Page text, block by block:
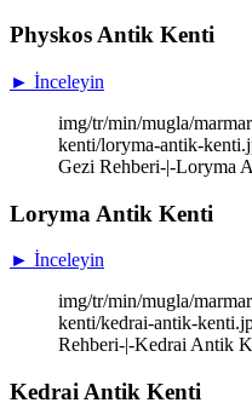
Physkos Antik Kenti
► İnceleyin
img/tr/min/mugla/
kenti/loryma-antik-
Gezi Rehberi-|-Loryma
Loryma Antik Kenti
► İnceleyin
img/tr/min/mugla/
kenti/kedrai-antik-
Rehberi-|-Kedrai Antik
Kedrai Antik Kenti